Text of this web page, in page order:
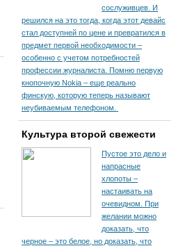
сослуживцев. И
решился на это тогда, когда этот девайс
стал доступней по цене и превратился в
предмет первой необходимости –
особенно с учетом потребностей
профессии журналиста. Помню первую
кнопочную Nokia – еще реально
финскую, которую теперь называют
неубиваемым телефоном.
Культура второй свежести
Пустое это дело и
напрасные
хлопоты –
настаивать на
очевидном. При
желании можно
доказать, что
черное – это белое, но доказать, что